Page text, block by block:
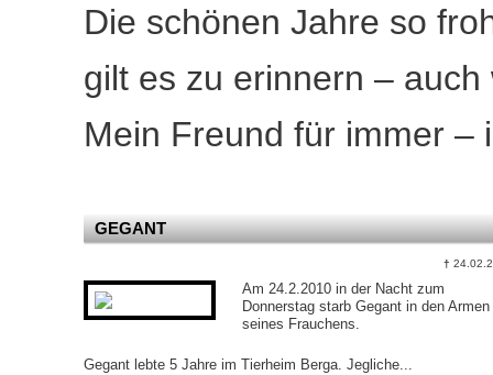
Die schönen Jahre so
gilt es zu erinnern –
Mein Freund für immer –
GEGANT
†
Am 24.2.2010 in der Nacht zum
Donnerstag starb Gegant in den Armen
seines Frauchens.
Gegant lebte 5 Jahre im Tierheim Berga. Jegliche...